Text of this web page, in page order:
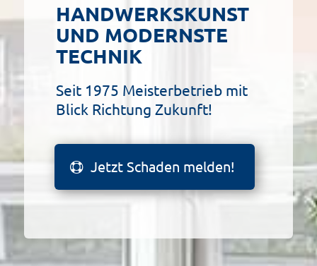
HANDWERKSKUNST
UND MODERNSTE
TECHNIK
Seit 1975 Meisterbetrieb mit
Blick Richtung Zukunft!
Jetzt Schaden melden!